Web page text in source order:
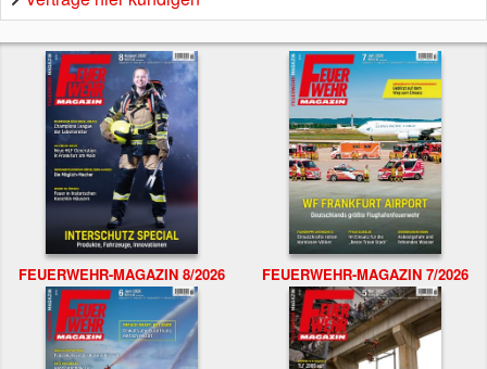
FEUERWEHR-MAGAZIN 8/2026 FEUERWEHR-MAGAZIN 7/2026